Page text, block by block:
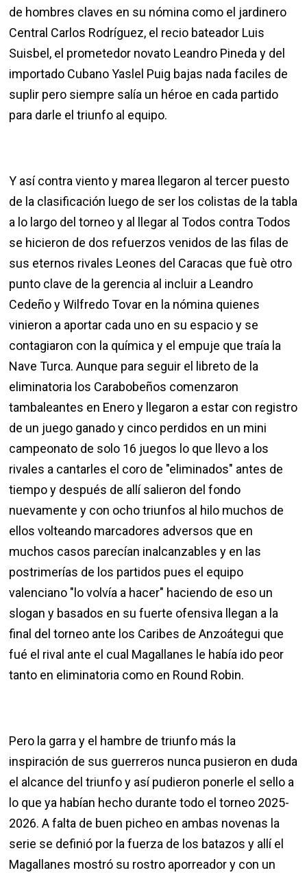
de hombres claves en su nómina como el jardinero
Central Carlos Rodríguez, el recio bateador Luis
Suisbel, el prometedor novato Leandro Pineda y del
importado Cubano Yaslel Puig bajas nada faciles de
suplir pero siempre salía un héroe en cada partido
para darle el triunfo al equipo.
Y así contra viento y marea llegaron al tercer puesto
de la clasificación luego de ser los colistas de la tabla
a lo largo del torneo y al llegar al Todos contra Todos
se hicieron de dos refuerzos venidos de las filas de
sus eternos rivales Leones del Caracas que fuè otro
punto clave de la gerencia al incluir a Leandro
Cedeño y Wilfredo Tovar en la nómina quienes
vinieron a aportar cada uno en su espacio y se
contagiaron con la química y el empuje que traía la
Nave Turca. Aunque para seguir el libreto de la
eliminatoria los Carabobeños comenzaron
tambaleantes en Enero y llegaron a estar con registro
de un juego ganado y cinco perdidos en un mini
campeonato de solo 16 juegos lo que llevo a los
rivales a cantarles el coro de "eliminados" antes de
tiempo y después de allí salieron del fondo
nuevamente y con ocho triunfos al hilo muchos de
ellos volteando marcadores adversos que en
muchos casos parecían inalcanzables y en las
postrimerías de los partidos pues el equipo
valenciano "lo volvía a hacer" haciendo de eso un
slogan y basados en su fuerte ofensiva llegan a la
final del torneo ante los Caribes de Anzoátegui que
fué el rival ante el cual Magallanes le había ido peor
tanto en eliminatoria como en Round Robin.
Pero la garra y el hambre de triunfo más la
inspiración de sus guerreros nunca pusieron en duda
el alcance del triunfo y así pudieron ponerle el sello a
lo que ya habían hecho durante todo el torneo 2025-
2026. A falta de buen picheo en ambas novenas la
serie se definió por la fuerza de los batazos y allí el
Magallanes mostró su rostro aporreador y con un